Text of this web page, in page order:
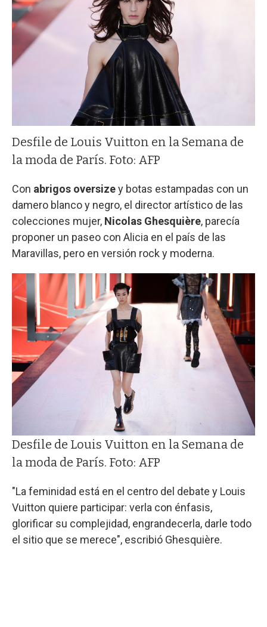
Desfile de Louis Vuitton en la Semana de
la moda de París. Foto: AFP
Con abrigos oversizey botas estampadas con un
damero blanco y negro, el director artístico de las
colecciones mujer, Nicolas Ghesquière, parecía
proponer un paseo con Alicia en el país de las
Maravillas, pero en versión rock y moderna.
Desfile de Louis Vuitton en la Semana de
la moda de París. Foto: AFP
"La feminidad está en el centro del debate y Louis
Vuitton quiere participar: verla con énfasis,
glorificar su complejidad, engrandecerla, darle todo
el sitio que se merece", escribió Ghesquière.